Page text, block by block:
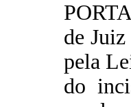
de
pela
do